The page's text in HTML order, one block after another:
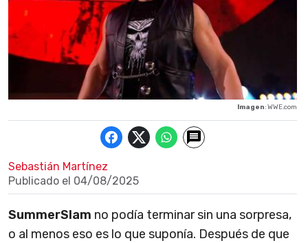
Imagen: WWE.com
Sebastián Martínez
Publicado el 04/08/2025
SummerSlam no podía terminar sin una sorpresa,
o al menos eso es lo que suponía. Después de que